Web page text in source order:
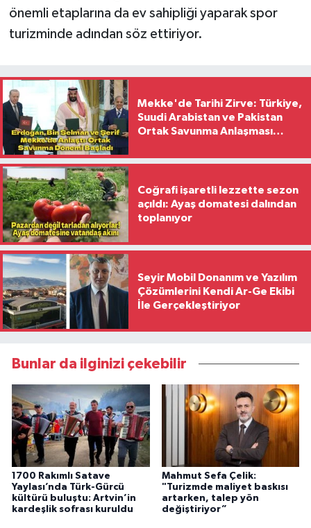
önemli etaplarına da ev sahipliği yaparak spor
turizminde adından söz ettiriyor.
Mekke'de Tarihi Zirve: Türkiye,
Suudi Arabistan ve Pakistan
Ortak Savunma Anlaşması
Coğrafi işaretli lezzette sezon
açıldı: Ayaş domatesi dalından
toplanıyor
Seyir Mobil Donanım ve Yazılım
Çözümlerini Kendi Ar-Ge Ekibi
İle Gerçekleştiriyor
Bunlar da ilginizi çekebilir
1700 Rakımlı Satave
Yaylası’nda Türk-Gürcü
kültürü buluştu: Artvin’in
kardeşlik sofrası kuruldu
Mahmut Sefa Çelik:
"Turizmde maliyet baskısı
artarken, talep yön
değiştiriyor”